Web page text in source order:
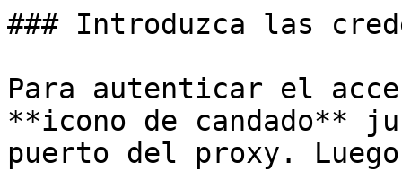
### Introduzca las
Para autenticar el
**icono de candado**
puerto del proxy.